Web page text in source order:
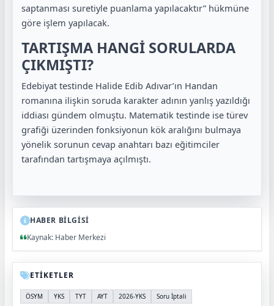
saptanması suretiyle puanlama yapılacaktır” hükmüne
göre işlem yapılacak.
TARTIŞMA HANGİ SORULARDA
ÇIKMIŞTI?
Edebiyat testinde Halide Edib Adıvar’ın Handan
romanına ilişkin soruda karakter adının yanlış yazıldığı
iddiası gündem olmuştu. Matematik testinde ise türev
grafiği üzerinden fonksiyonun kök aralığını bulmaya
yönelik sorunun cevap anahtarı bazı eğitimciler
tarafından tartışmaya açılmıştı.
HABER BİLGİSİ
Kaynak: Haber Merkezi
ETİKETLER
ÖSYM YKS TYT AYT 2026-YKS Soru İptali